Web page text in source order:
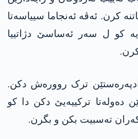
کرن. ئەڤە ئەنجاما سییاسەتا
یە کو ل سەر ئەساسێ دژاتییا
کرن.
ترک روورەش دکن.
دەولەتا ترکییەیێ دکن دا کو
تەسبیت بکن و بگرن.